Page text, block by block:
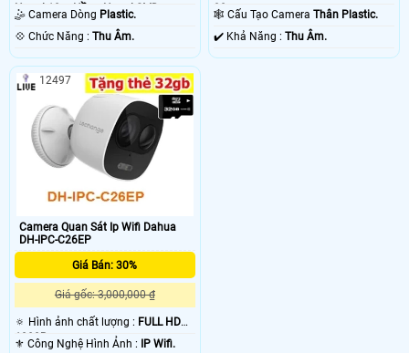
Ngoại 10m Hồng Ngoại SMD.
🤹 Camera Dòng Plastic.
️💠 Chức Năng : Thu Âm.
30m .🕸️ Cấu Tạo CameraThân Plastic.
️✔️ Khả Năng :Thu Âm.
Camera Quan Sát Ip Wifi Dahua
DH-IPC-C26EP
Giá Bán: 30%
Giá gốc: 3,000,000 ₫
🔅 Hình ảnh chất lượng : FULL HD
1080P .
⚜️ Công Nghệ Hình Ảnh :
IP Wifi.
12497